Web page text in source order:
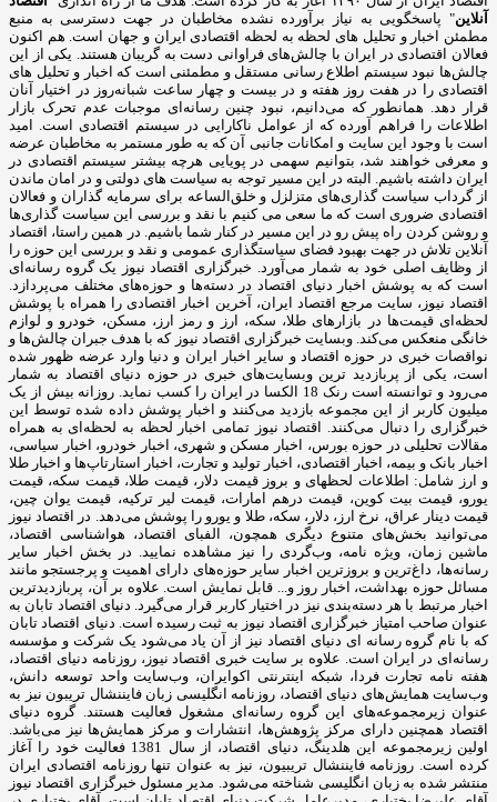
آنلاین" پاسخگویی به نیاز برآورده نشده مخاطبان در جهت دسترسی به منبع
مطمئن اخبار و تحلیل های لحظه به لحظه اقتصادی ایران و جهان است. هم اکنون
فعالان اقتصادی در ایران با چالش‌های فراوانی دست به گریبان هستند. یکی از این
چالش‌ها نبود سیستم اطلاع رسانی مستقل و مطمئنی است که اخبار و تحلیل های
اقتصادی را در هفت روز هفته و در بیست و چهار ساعت شبانه‌روز در اختیار آنان
قرار دهد. همانطور که می‌دانیم، نبود چنین رسانه‌ای موجبات عدم تحرک بازار
اطلاعات را فراهم آورده که از عوامل ناکارایی در سیستم اقتصادی است. امید
است با وجود این سایت و امکانات جانبی آن که به طور مستمر به مخاطبان عرضه
و معرفی خواهند شد، بتوانیم سهمی در پویایی هرچه بیشتر سیستم اقتصادی در
ایران داشته باشیم. البته در این مسیر توجه به سیاست های دولتی و در امان ماندن
از گرداب سیاست گذاری‌های متزلزل و خلق‌الساعه برای سرمایه گذاران و فعالان
اقتصادی ضروری است که ما سعی می کنیم با نقد و بررسی این سیاست گذاری‌ها
و روشن کردن راه پیش رو در این مسیر در کنار شما باشیم. در همین راستا، اقتصاد
آنلاین تلاش در جهت بهبود فضای سیاستگذاری عمومی و نقد و بررسی این حوزه را
از وظایف اصلی خود به شمار می‌آورد. خبرگزاری اقتصاد نیوز یک گروه رسانه‌ای
است که به پوشش اخبار دنیای اقتصاد در دسته‌ها و حوزه‌های مختلف می‌پردازد.
اقتصاد نیوز، سایت مرجع اقتصاد ایران، آخرین اخبار اقتصادی را همراه با پوشش
لحظه‌ای قیمت‌ها در بازارهای طلا، سکه، ارز و رمز ارز، مسکن، خودرو و لوازم
خانگی منعکس می‌کند. وبسایت خبرگزاری اقتصاد نیوز که با هدف جبران چالش‌ها و
نواقصات خبری در حوزه اقتصاد و سایر اخبار ایران و دنیا وارد عرضه ظهور شده
است، یکی از پربازدید ترین وبسایت‌های خبری در حوزه دنیای اقتصاد به شمار
می‌رود و توانسته است رنک 18 الکسا در ایران را کسب نماید. روزانه بیش از یک
میلیون کاربر از این مجموعه بازدید می‌کنند و اخبار پوشش داده شده توسط این
خبرگزاری را دنبال می‌کنند. اقتصاد نیوز تمامی اخبار لحظه به لحظه‌ای به همراه
مقالات تحلیلی در حوزه بورس، اخبار مسکن و شهری، اخبار خودرو، اخبار سیاسی،
اخبار بانک و بیمه، اخبار اقتصادی، اخبار تولید و تجارت، اخبار استارتاپ‌ها و اخبار طلا
و ارز شامل: اطلاعات لحظهای و بروز قیمت دلار، قیمت طلا، قیمت سکه، قیمت
یورو، قیمت بیت کوین، قیمت درهم امارات، قیمت لیر ترکیه، قیمت یوان چین،
قیمت دینار عراق، نرخ ارز، دلار، سکه، طلا و یورو را پوشش می‌دهد. در اقتصاد نیوز
می‌توانید بخش‌های متنوع دیگری همچون، الفبای اقتصاد، هواشناسی اقتصاد،
ماشین زمان، ویژه نامه، وب‌گردی را نیز مشاهده نمایید. در بخش اخبار سایر
رسانه‌ها، داغ‌ترین و بروزترین اخبار سایر حوزه‌های دارای اهمیت و پرجستجو مانند
مسائل حوزه بهداشت، اخبار روز و... قابل نمایش است. علاوه بر آن، پربازدیدترین
اخبار مرتبط با هر دسته‌بندی نیز در اختیار کاربر قرار می‌گیرد. دنیای اقتصاد تابان به
عنوان صاحب امتیاز خبرگزاری اقتصاد نیوز به ثبت رسیده است. دنیای اقتصاد تابان
که با نام گروه رسانه ای دنیای اقتصاد نیز از آن یاد می‌شود یک شرکت و مؤسسه
رسانه‌ای در ایران است. علاوه بر سایت خبری اقتصاد نیوز، روزنامه دنیای اقتصاد،
هفته ‌نامه تجارت فردا، شبکه اینترنتی اکوایران، وب‌سایت واحد توسعه دانش،
وب‌سایت همایش‌های دنیای اقتصاد، روزنامه انگلیسی ‌زبان فایننشال تریبون نیز به
عنوان زیرمجموعه‌های این گروه رسانه‌ای مشغول فعالیت هستند. گروه دنیای
اقتصاد همچنین دارای مرکز پژوهش‌ها، انتشارات و مرکز همایش‌ها نیز می‌باشد.
اولین زیرمجموعه این هلدینگ، دنیای اقتصاد، از سال 1381 فعالیت خود را آغاز
کرده است. روزنامه فایننشال تریبیون، نیز به عنوان تنها روزنامه اقتصادی ایران
منتشر شده به زبان انگلیسی شناخته می‌شود. مدیر مسئول خبرگزاری اقتصاد نیوز